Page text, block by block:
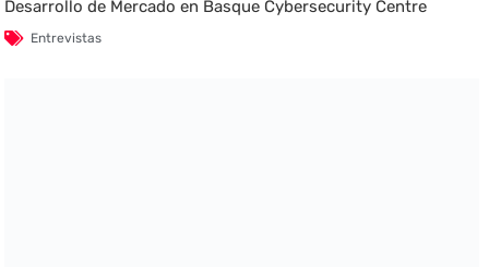
Desarrollo de Mercado en Basque Cybersecurity Centre
Entrevistas